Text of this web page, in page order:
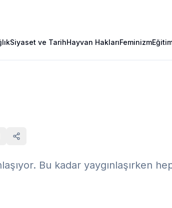
Siyaset ve TarihHayvan HaklarıFeminizm
Bu kadar yaygınlaşırken